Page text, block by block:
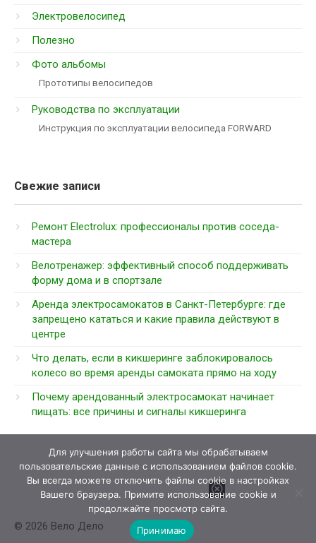
Электровелосипед
Полезно
Фото альбомы
Прототипы велосипедов
Руководства по эксплуатации
Инструкция по эксплуатации велосипеда FORWARD
Свежие записи
Ремонт Electrolux: профессионалы против соседа-
мастера
Велотренажер: эффективный способ поддерживать
форму дома и в спортзале
Аренда электросамокатов в Санкт-Петербурге: где
запрещено кататься и какие правила действуют в
центре
Что делать, если в кикшеринге заблокировалось
колесо во время аренды самоката прямо на ходу
Почему арендованный электросамокат начинает
пищать: все причины и сигналы кикшеринга
© 2026 Вело Дело
Для улучшения работы сайта мы обрабатываем
пользовательские данные с использованием файлов cookie.
Вы всегда можете отключить файлы cookie в настройках
Вашего браузера. Примите использование cookie и
продолжайте просмотр сайта.
Принимаю